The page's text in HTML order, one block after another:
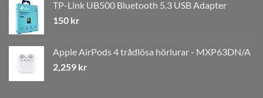
TP-Link UB500 Bluetooth 5.3 USB Adapter
150 kr
Apple AirPods 4 trådlösa hörlurar - MXP63DN/A
2,259 kr